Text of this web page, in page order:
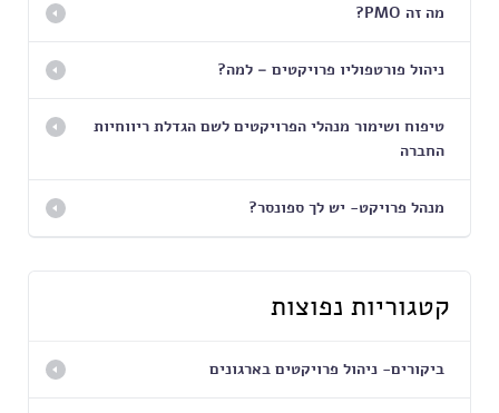
מה זה PMO?
ניהול פורטפוליו פרויקטים – למה?
טיפוח ושימור מנהלי הפרויקטים לשם הגדלת ריווחיות
החברה
מנהל פרויקט- יש לך ספונסר?
קטגוריות נפוצות
ביקורים- ניהול פרויקטים בארגונים